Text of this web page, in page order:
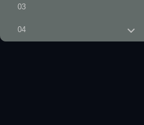
03
04